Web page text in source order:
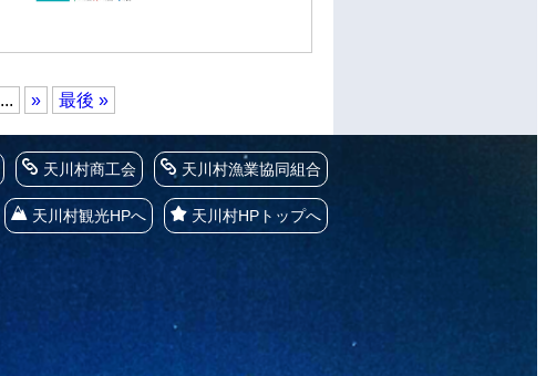
... » 最後 »
天川村漁業協同組合
天川村商工会
天川村HPトップへ
天川村観光HPへ